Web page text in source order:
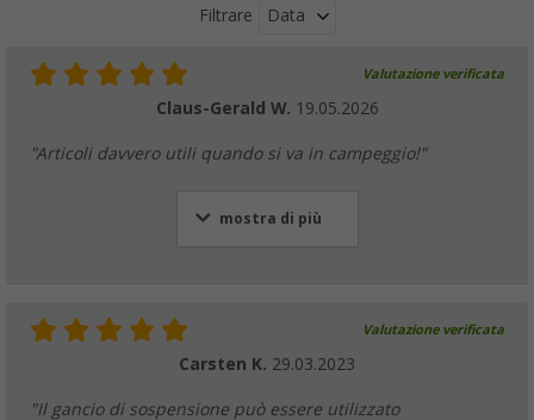
Corde di tensionamento riflettenti Berger
4 m 4 pezzi
9,99€
12,99 € PVP14,99€
Filtrare Data
Valutazione verificata
Claus-Gerald W. 19.05.2026
"Articoli davvero utili quando si va in campeggio!"
mostra di più
Valutazione verificata
Carsten K. 29.03.2023
"Il gancio di sospensione può essere utilizzato